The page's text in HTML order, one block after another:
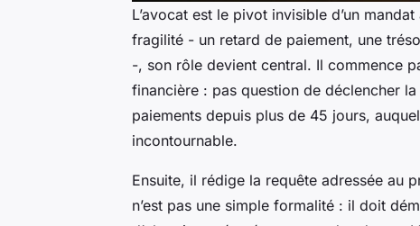
L’avocat est le pivot invisible d’un
fragilité - un retard de paiement, une
-, son rôle devient central. Il commence
financière : pas question de déclencher
paiements depuis plus de 45 jours,
incontournable.
Ensuite, il rédige la requête adressée au
n’est pas une simple formalité : il doit